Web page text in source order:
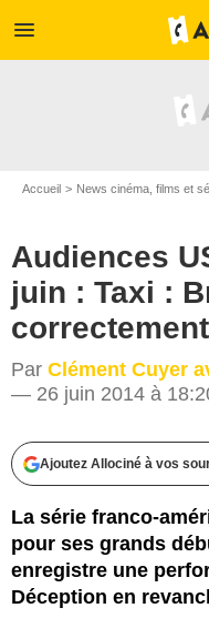
menu
Accueil News cinéma, films et
Audiences
juin : Taxi :
correctement
Par Clément Cuyer
— 26 juin 2014 à
Ajoutez Allociné à vos
La série franco-
pour ses grands
enregistre une
Déception en
©